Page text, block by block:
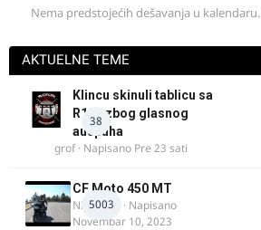
Nema predstojećih dešavanja u kalendaru.
AKTUELNE TEME
38
Klincu skinuli tablicu sa
R125 zbog glasnog
auspuha
grof· Napisano Pre 23 sati
5003
CF Moto 450 MT
NIKOLA 1
· Napisano
Novembar 10, 2023